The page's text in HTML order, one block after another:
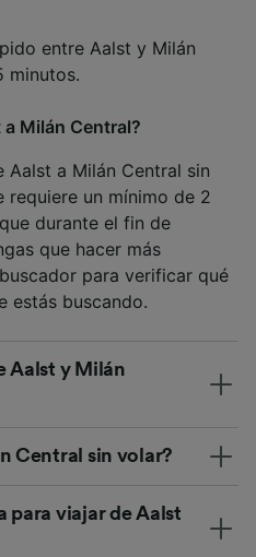
entre Aalst y Milán
minutos.
Milán Central?
Aalst a Milán Central sin
requiere un mínimo de 2
durante el fin de
que hacer más
para verificar qué
estás buscando.
Aalst y Milán
Central sin volar?
para viajar de Aalst